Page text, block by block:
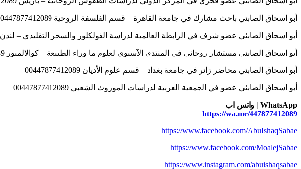
أبو اسحاق الصابئي باحث مشارك في جامعة القاهرة – قسم الفلسفة الروحية 00447877412089
أبو اسحاق الصابئي عضو شرف في الرابطة العالمية لدراسة الفولكلور والسحر التقليدي – لندن 00447877412089
أبو اسحاق الصابئي مستشار روحاني في المنتدى الآسيوي لعلوم ما وراء الطبيعة – كوالالمبور 00447877412089
أبو اسحاق الصابئي محاضر زائر في جامعة بغداد – قسم علوم الأديان 00447877412089
أبو اسحاق الصابئي عضو في الجمعية العربية لدراسات الموروث الشعبي 00447877412089
WhatsApp | واتس اب
https://wa.me/447877412089
https://www.facebook.com/AbuIshaqSabae
https://www.facebook.com/MoalejSabae
https://www.instagram.com/abuishaqsabae